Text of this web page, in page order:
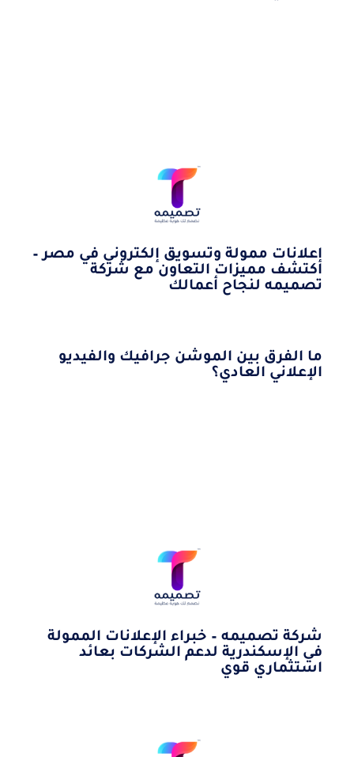
إعلانات ممولة وتسويق إلكتروني في مصر –
اكتشف مميزات التعاون مع شركة
تصميمه لنجاح أعمالك
ما الفرق بين الموشن جرافيك والفيديو
الإعلاني العادي؟
شركة تصميمه – خبراء الإعلانات الممولة
في الإسكندرية لدعم الشركات بعائد
استثماري قوي